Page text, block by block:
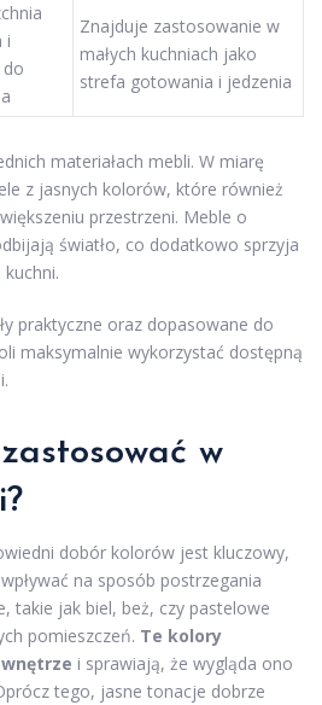
i
Znajduje zastosowanie w
małych kuchniach jako
strefa gotowania i jedzenia
materiałach mebli. W miarę
z jasnych kolorów, które również
przestrzeni. Meble o
światło, co dodatkowo sprzyja
praktyczne oraz dopasowane do
maksymalnie wykorzystać dostępną
w
dobór kolorów jest kluczowy,
na sposób postrzegania
takie jak biel, beż, czy pastelowe
pomieszczeń. Te kolory
i sprawiają, że wygląda ono
tego, jasne tonacje dobrze